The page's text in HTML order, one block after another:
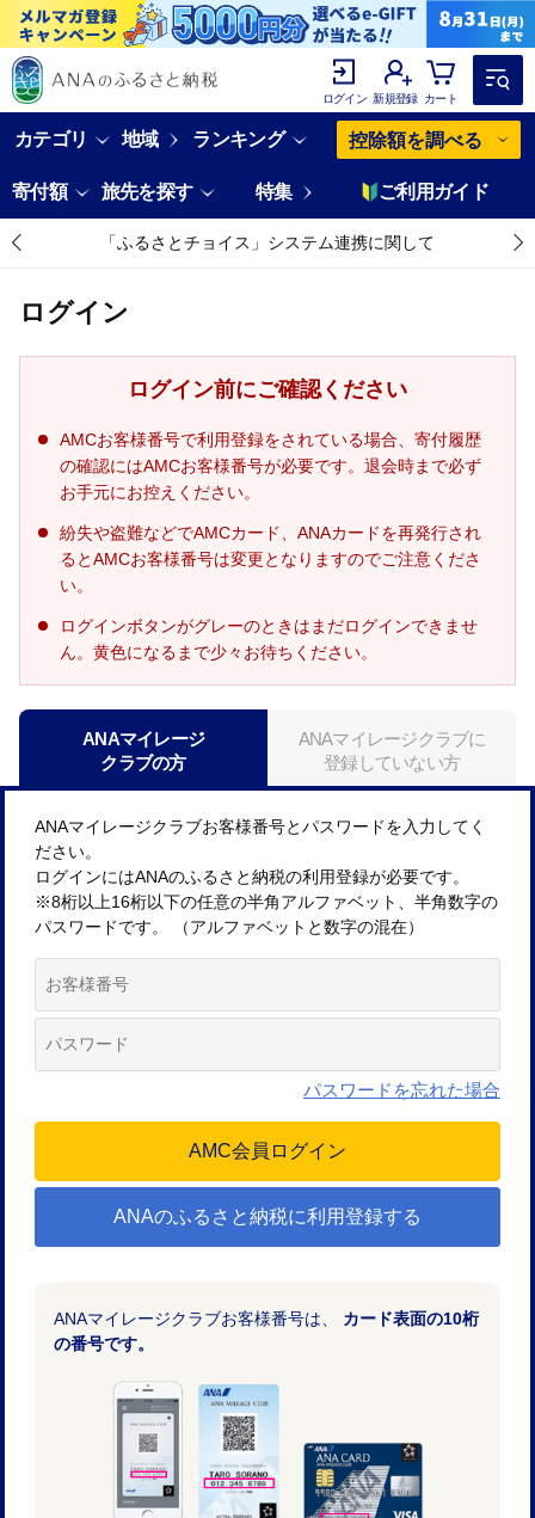
ログイン 新規登録 カート
カテゴリ 地域 ランキング 控除額を調べる
寄付額 旅先を探す 特集 ご利用ガイド
「ふるさとチョイス」システム連携に関して
ログイン
ログイン前にご確認ください
AMCお客様番号で利用登録をされている場合、寄付履歴
の確認にはAMCお客様番号が必要です。退会時まで必ず
お手元にお控えください。
紛失や盗難などでAMCカード、ANAカードを再発行され
るとAMCお客様番号は変更となりますのでご注意くださ
い。
ログインボタンがグレーのときはまだログインできませ
ん。黄色になるまで少々お待ちください。
ANAマイレージ
クラブの方
ANAマイレージクラブに
登録していない方
ANAマイレージクラブお客様番号とパスワードを入力してく
ださい。
ログインにはANAのふるさと納税の利用登録が必要です。
※8桁以上16桁以下の任意の半角アルファベット、半角数字の
パスワードです。 （アルファベットと数字の混在）
パスワードを忘れた場合
ANAのふるさと納税に利用登録する
ANAマイレージクラブお客様番号は、 カード表面の10桁
の番号です。